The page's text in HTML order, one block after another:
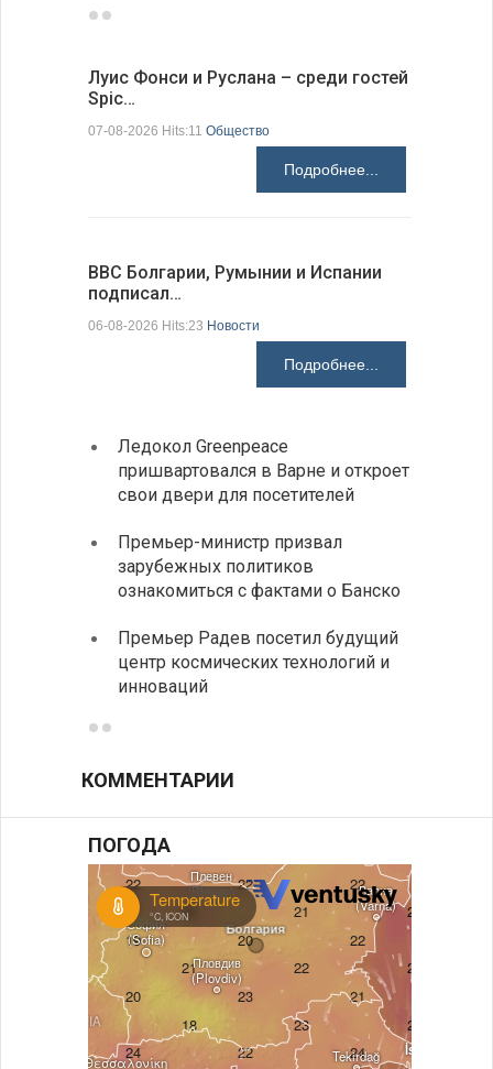
Луис Фонси и Руслана – среди гостей
Spic…
07-08-2026 Hits:11 Общество
Подробнее...
ВВС Болгарии, Румынии и Испании
подписал…
06-08-2026 Hits:23 Новости
Подробнее...
Ледокол Greenpeace
пришвартовался в Варне и откроет
свои двери для посетителей
Премьер-министр призвал
зарубежных политиков
ознакомиться с фактами о Банско
Премьер Радев посетил будущий
центр космических технологий и
инноваций
КОММЕНТАРИИ
ПОГОДА